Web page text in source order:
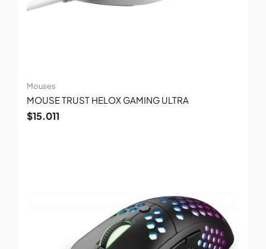
Mouses
MOUSE TRUST HELOX GAMING ULTRA
$15.011